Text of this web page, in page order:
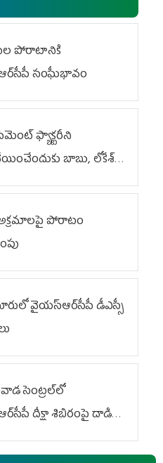
పోరాటానికి
సంఘీభావం
ఫ్యాక్టరీని
బాబు, లోకేశ్
పోరాటం
వైయ‌స్ఆర్‌సీపీ డీఎస్సీ
సెంట్రల్‌లో
దీక్షా శిబిరంపై దాడి